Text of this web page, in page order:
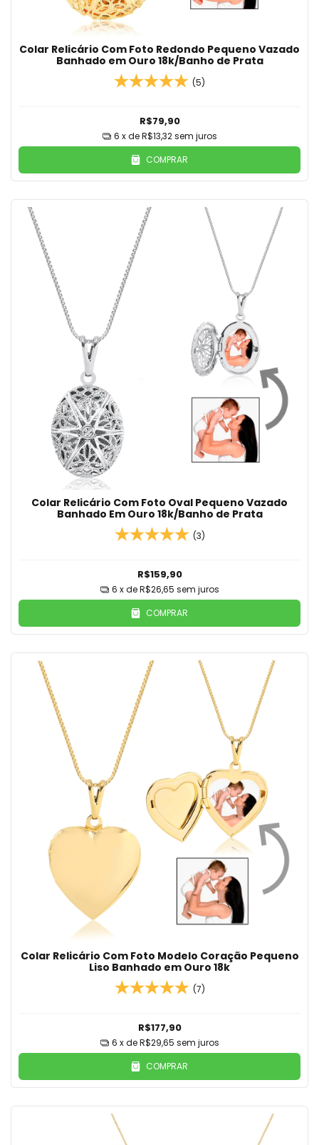
Colar Relicário Com Foto Redondo Pequeno Vazado
Banhado em Ouro 18k/Banho de Prata
(5)
R$79,90
6 x deR$13,32 sem juros
COMPRAR
Colar Relicário Com Foto Oval Pequeno Vazado
Banhado Em Ouro 18k/Banho de Prata
(3)
R$159,90
6 x deR$26,65 sem juros
COMPRAR
Colar Relicário Com Foto Modelo Coração Pequeno
Liso Banhado em Ouro 18k
(7)
R$177,90
6 x deR$29,65 sem juros
COMPRAR